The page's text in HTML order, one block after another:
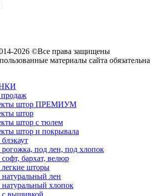
2026 ©Все права защищены
материалы сайта обязательна
штор ПРЕМИУМ
штор
штор с тюлем
штор и покрывала
под лен, под хлопок
бархат, велюр
шторы
лен
хлопок
вышивкой